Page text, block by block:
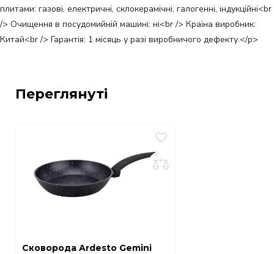
плитами: газові, електричні, склокерамічні, галогенні, індукційні<br
/> Очищення в посудомийній машині: ні<br /> Країна виробник:
Китай<br /> Гарантія: 1 місяць у разі виробничого дефекту.</p>
Переглянуті
Сковорода Ardesto Gemini